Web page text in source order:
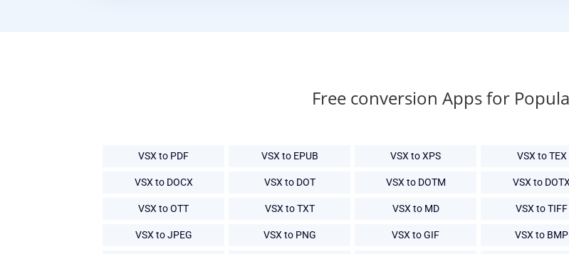
Free conversion Apps for
VSX to PDF VSX to EPUB VSX to XPS VSX to TEX
VSX to DOCX VSX to DOT VSX to DOTM VSX to
VSX to OTT VSX to TXT VSX to MD VSX to TIFF
VSX to JPEG VSX to PNG VSX to GIF VSX to BMP